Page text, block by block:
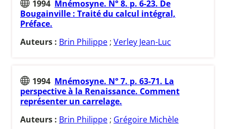
1994 Mnémosyne. N° 8. p. 6-23. De
Bougainville : Traité du calcul intégral,
Préface.
Auteurs : Brin Philippe ; Verley Jean-Luc
1994 Mnémosyne. N° 7. p. 63-71. La
perspective à la Renaissance. Comment
représenter un carrelage.
Auteurs : Brin Philippe ; Grégoire Michèle